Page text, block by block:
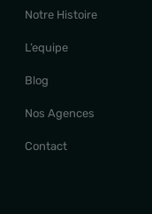
Notre Histoire
L’equipe
Blog
Nos Agences
Contact